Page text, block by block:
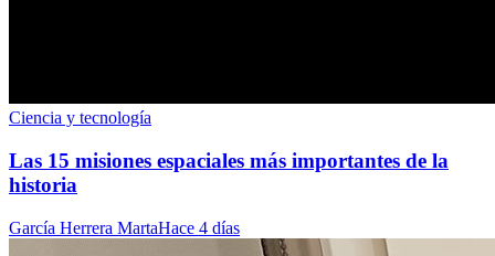
Ciencia y tecnología
Las 15 misiones espaciales más importantes de la
historia
García Herrera MartaHace 4 días